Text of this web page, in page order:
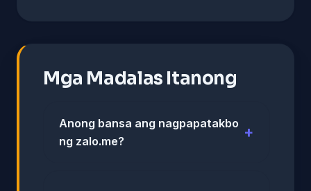
Mga Madalas Itanong
Anong bansa ang nagpapatakbo
ng zalo.me?